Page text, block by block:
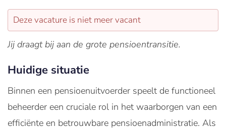
Deze vacature is niet meer vacant
Jij draagt bij aan de grote pensioentransitie.
Huidige situatie
Binnen een pensioenuitvoerder speelt de functioneel
beheerder een cruciale rol in het waarborgen van een
efficiënte en betrouwbare pensioenadministratie. Als